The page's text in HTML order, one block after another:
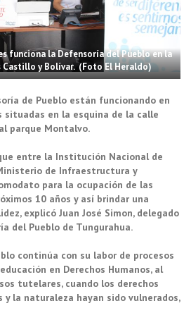
funciona la Defensoría del Pueblo en la
Castillo y Bolívar. (Foto El Heraldo)
de Pueblo están funcionando en
situadas en la esquina de la calle
parque Montalvo.
entre la Institución Nacional de
de Infraestructura y
para la ocupación de las
10 años y así brindar una
explicó Juan José Simon, delegado
del Pueblo de Tungurahua.
continúa con su labor de procesos
en Derechos Humanos, al
tutelares, cuando los derechos
y la naturaleza hayan sido vulnerados,